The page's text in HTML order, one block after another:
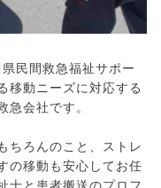
民間救急福祉サポー
移動ニーズに対応する
急会社です。
ちろんのこと、ストレ
の移動も安心してお任
士と患者搬送のプロフ